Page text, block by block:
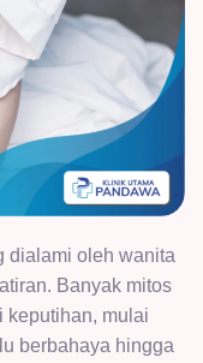
dialami oleh wanita
Banyak mitos
keputihan, mulai
berbahaya hingga